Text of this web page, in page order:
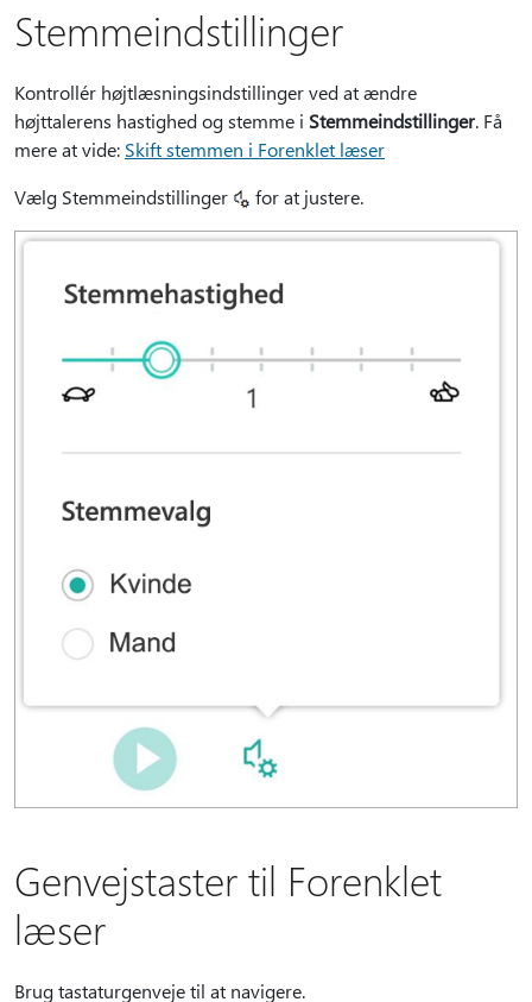
Stemmeindstillinger
Kontrollér højtlæsningsindstillinger ved at ændre
højttalerens hastighed og stemme i Stemmeindstillinger. Få
mere at vide: Skift stemmen i Forenklet læser
Vælg Stemmeindstillinger
for at justere.
Genvejstaster til Forenklet
læser
Brug tastaturgenveje til at navigere.